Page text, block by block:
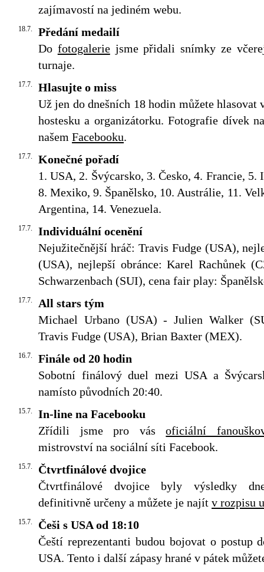
zajímavostí na jediném webu.
18.7.
Předání medailí
Do fotogaleriejsme přidali snímky ze
turnaje.
17.7.
Hlasujte o miss
Už jen do dnešních 18 hodin můžete hlasovat
hostesku a organizátorku. Fotografie dívek
našem Facebooku.
17.7.
Konečné pořadí
1. USA, 2. Švýcarsko, 3. Česko, 4. Francie, 5.
8. Mexiko, 9. Španělsko, 10. Austrálie, 11.
Argentina, 14. Venezuela.
17.7.
Individuální ocenění
Nejužitečnější hráč: Travis Fudge (USA),
(USA), nejlepší obránce: Karel Rachůnek
Schwarzenbach (SUI), cena fair play:
17.7.
All stars tým
Michael Urbano (USA) - Julien Walker
Travis Fudge (USA), Brian Baxter (MEX).
16.7.
Finále od 20 hodin
Sobotní finálový duel mezi USA a
namísto původních 20:40.
15.7.
In-line na Facebooku
Zřídili jsme pro vásoficiální
mistrovství na sociální síti Facebook.
15.7.
Čtvrtfinálové dvojice
Čtvrtfinálové dvojice byly výsledky
definitivně určeny a můžete je najít v rozpisu
15.7.
Češi s USA od 18:10
Čeští reprezentanti budou bojovat o postup
USA. Tento i další zápasy hrané v pátek